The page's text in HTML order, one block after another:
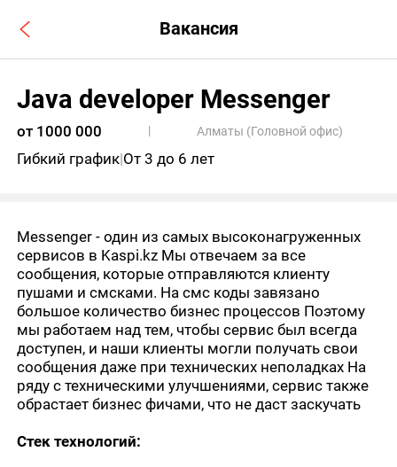
Вакансия
Java developer Messenger
от 1000 000 | Алматы (Головной офис)
Гибкий график|От 3 до 6 лет
Messenger - один из самых высоконагруженных
сервисов в Kaspi.kz Мы отвечаем за все
сообщения, которые отправляются клиенту
пушами и смсками. На смс коды завязано
большое количество бизнес процессов Поэтому
мы работаем над тем, чтобы сервис был всегда
доступен, и наши клиенты могли получать свои
сообщения даже при технических неполадках На
ряду с техническими улучшениями, сервис также
обрастает бизнес фичами, что не даст заскучать
Стек технологий: